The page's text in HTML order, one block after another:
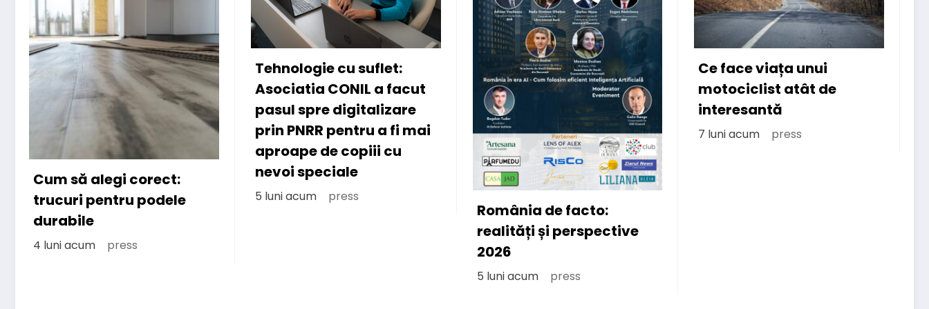
Tehnologie cu suflet:
Asociatia CONIL a facut
pasul spre digitalizare
prin PNRR pentru a fi mai
aproape de copiii cu
nevoi speciale
5 luni acum press
Ce face viața unui
motociclist atât de
interesantă
7 luni acum press
Cum găsești presa și
publicații pe Mastodon
România
8 luni acum press